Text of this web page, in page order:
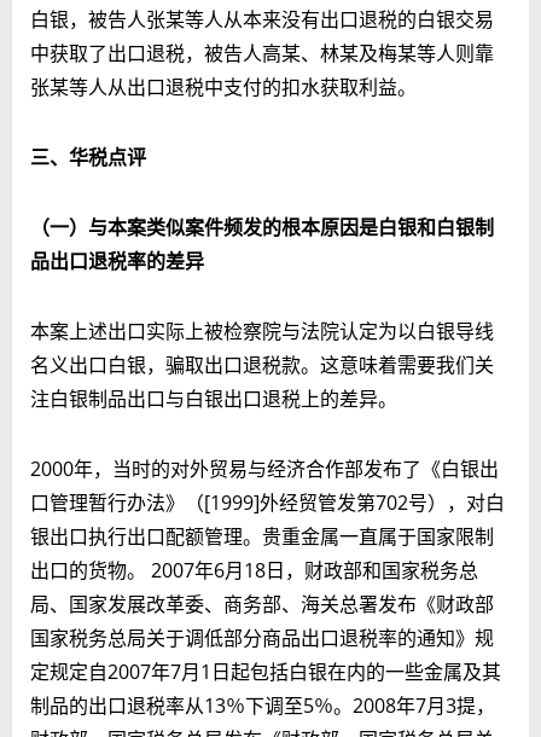
白银，被告人张某等人从本来没有出口退税的白银交易
中获取了出口退税，被告人高某、林某及梅某等人则靠
张某等人从出口退税中支付的扣水获取利益。
三、华税点评
（一）与本案类似案件频发的根本原因是白银和白银制
品出口退税率的差异
本案上述出口实际上被检察院与法院认定为以白银导线
名义出口白银，骗取出口退税款。这意味着需要我们关
注白银制品出口与白银出口退税上的差异。
2000年，当时的对外贸易与经济合作部发布了《白银出
口管理暂行办法》（[1999]外经贸管发第702号），对白
银出口执行出口配额管理。贵重金属一直属于国家限制
出口的货物。 2007年6月18日，财政部和国家税务总
局、国家发展改革委、商务部、海关总署发布《财政部
国家税务总局关于调低部分商品出口退税率的通知》规
定规定自2007年7月1日起包括白银在内的一些金属及其
制品的出口退税率从13％下调至5％。2008年7月3提，